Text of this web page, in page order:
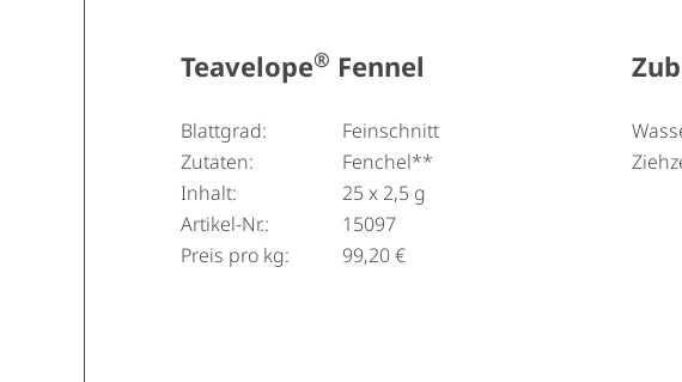
Teavelope® Fennel
Blattgrad:
Feinschnitt
Zutaten:
Fenchel**
Inhalt:
25 x 2,5 g
Artikel-Nr.:
15097
Preis pro kg:
99,20 €